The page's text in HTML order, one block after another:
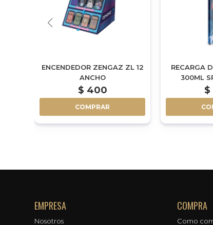
ENCENDEDOR ZENGAZ ZL 12
ANCHO
$ 400
COMPRAR
RECARGA
300ML
$
EMPRESA
Nosotros
COMPRA
Como